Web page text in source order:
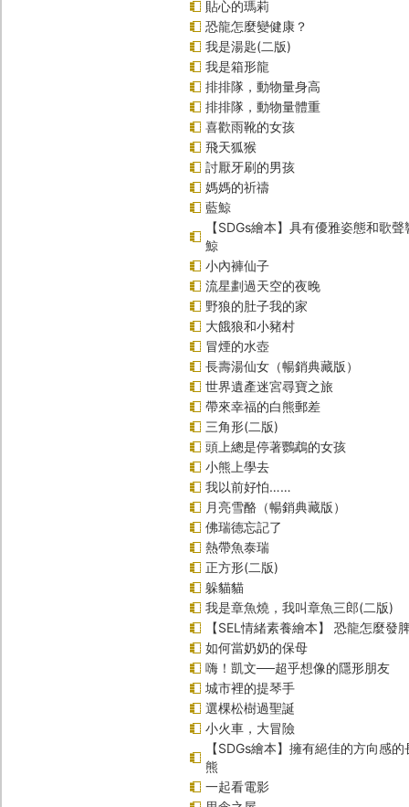
貼心的瑪莉
恐龍怎麼變健康？
我是湯匙(二版)
我是箱形龍
排排隊，動物量身高
排排隊，動物量體重
喜歡雨靴的女孩
飛天狐猴
討厭牙刷的男孩
媽媽的祈禱
藍鯨
【SDGs繪本】具有優雅姿態和歌
鯨
小內褲仙子
流星劃過天空的夜晚
野狼的肚子我的家
大餓狼和小豬村
冒煙的水壺
長壽湯仙女（暢銷典藏版）
世界遺產迷宮尋寶之旅
帶來幸福的白熊郵差
三角形(二版)
頭上總是停著鸚鵡的女孩
小熊上學去
我以前好怕……
月亮雪酪（暢銷典藏版）
佛瑞德忘記了
熱帶魚泰瑞
正方形(二版)
躲貓貓
我是章魚燒，我叫章魚三郎(二版)
【SEL情緒素養繪本】 恐龍怎麼發
如何當奶奶的保母
嗨！凱文──超乎想像的隱形朋友
城市裡的提琴手
選棵松樹過聖誕
小火車，大冒險
【SDGs繪本】擁有絕佳的方向感
熊
一起看電影